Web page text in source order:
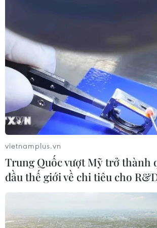
Xem thêm
CƠ QUAN CHỦ QUẢN: THÔNG TẤN XÃ VIỆT NAM
Tổng Biên tập: TRẦN TIẾN DUẨN
Phó Tổng Biên tập: NGUYỄN THỊ TÁM,
THỦY
Sở hữu trí tuệ
Quy định
vietnamplus.vn
Trung Quốc vượt Mỹ trở thành
đầu thế giới về chi tiêu cho